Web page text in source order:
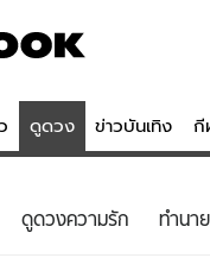
ดูดวง ข่าวบันเทิง กี
ดูดวง - ต
ดูดวงความรัก ทํานา